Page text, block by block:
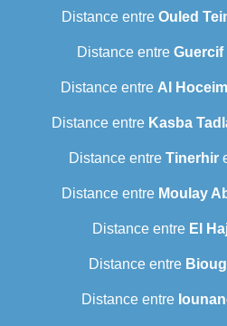
Distance entre Ouled
Distance entre Guercif
Distance entre Al
Distance entre Kasba
Distance entre Tinerhir
Distance entre Moulay
Distance entre El
Distance entre
Distance entre